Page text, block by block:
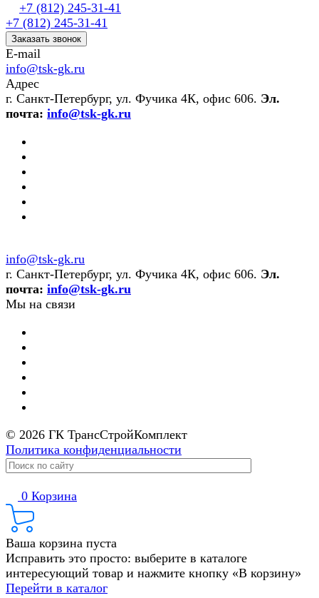
+7 (812) 245-31-41
+7 (812) 245-31-41
Заказать звонок
E-mail
info@tsk-gk.ru
Адрес
г. Санкт-Петербург, ул. Фучика 4К, офис 606. Эл.
почта: info@tsk-gk.ru
info@tsk-gk.ru
г. Санкт-Петербург, ул. Фучика 4К, офис 606. Эл.
почта: info@tsk-gk.ru
Мы на связи
© 2026 ГК ТрансСтройКомплект
Политика конфиденциальности
0 Корзина
Ваша корзина пуста
Исправить это просто: выберите в каталоге
интересующий товар и нажмите кнопку «В корзину»
Перейти в каталог